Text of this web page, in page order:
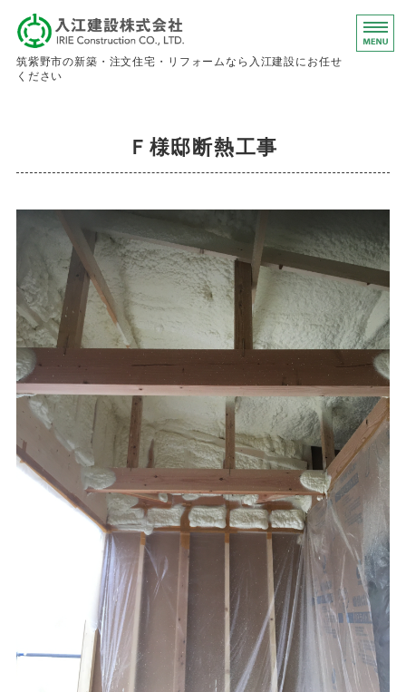
入江建設株
筑紫野市の新築・注文住宅・リフォームなら入江建設にお任せ
ください
お問い合わせ
求人情報
Ｆ様邸断熱工事